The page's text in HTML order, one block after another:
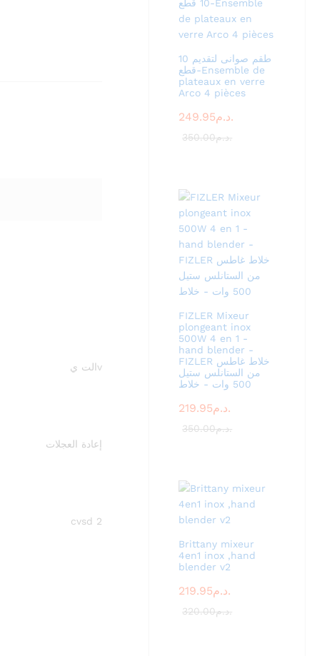
vالت ي
إعادة العجلات
cvsd 2
طقم صوانى لتقديم 10
قطع-Ensemble de
plateaux en verre
Arco 4 pièces
249.95 د.م.
350.00 د.م.
FIZLER Mixeur
plongeant inox
500W 4 en 1 -
hand blender -
FIZLER خلاط غاطس
من الستانلس ستيل
500 وات - خلاط
219.95 د.م.
350.00 د.م.
Brittany mixeur
4en1 inox ,hand
blender v2
219.95 د.م.
320.00 د.م.